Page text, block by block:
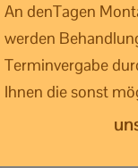
An denTagen
werden
Terminvergabe
Ihnen die sonst